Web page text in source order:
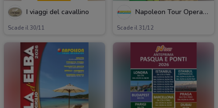
I viaggi del cavallino
Scade il 30/11
Napoleon Tour Operator
Scade il 31/12